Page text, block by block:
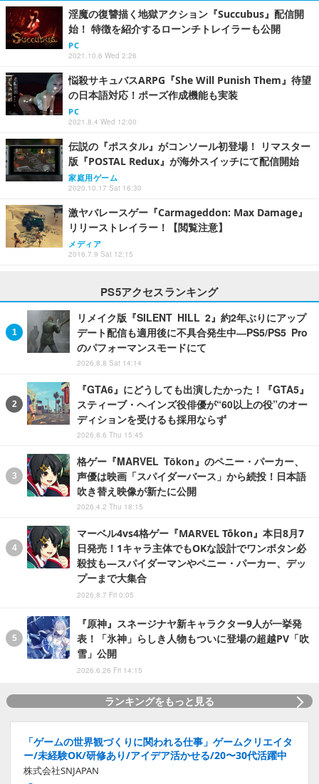
淫魔の復讐描く地獄アクション『Succubus』配信開
始！ 特徴を紹介するローンチトレイラーも公開
PC
2021.10.6 Wed 2:26
悩殺サキュバスARPG『She Will Punish Them』待望
の日本語対応！ポーズ作成機能も実装
PC
2021.8.4 Wed 12:00
伝説の『ポスタル』がコンソール初登場！ リマスター
版『POSTAL Redux』が海外スイッチにて配信開始
家庭用ゲーム
2020.10.17 Sat 16:30
激ヤバレースゲー『Carmageddon: Max Damage』
リリーストレイラー！【閲覧注意】
メディア
2016.7.9 Sat 12:15
PS5アクセスランキング
リメイク版『SILENT HILL 2』約2年ぶりにアップ
デート配信も適用後に不具合発生中―PS5/PS5 Pro
のパフォーマンスモードにて
2026.8.8 Sat 14:14
『GTA6』にどうしても出演したかった！『GTA5』
スティーブ・ヘインズ役俳優が“60以上の役”のオー
ディションを受けるも採用ならず
2026.8.6 Thu 15:45
格ゲー『MARVEL Tōkon』のペニー・パーカー、
声優は映画「スパイダーバース」から続投！日本語
吹き替え映像が新たに公開
2026.4.2 Thu 18:15
マーベル4vs4格ゲー『MARVEL Tōkon』本日8月7
日発売！1キャラ主体でもOKな設計でワンボタン必
殺技も―スパイダーマンやペニー・パーカー、デッ
プーまで大集合
2026.8.7 Fri 0:05
『原神』スネージナヤ新キャラクター9人が一挙発
表！「氷神」らしき人物もついに登場の超越PV「吹
雪」公開
2026.6.26 Fri 14:15
ランキングをもっと見る
「ゲームの世界観づくりに関われる仕事」ゲームクリエイタ
ー/未経験OK/研修あり/アイデア活かせる/20〜30代活躍中
株式会社SNJAPAN